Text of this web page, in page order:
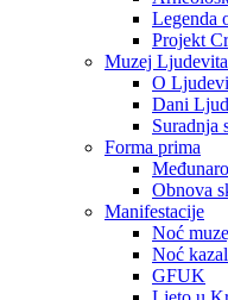
Legenda
Projekt
Muzej
O
Dani
Suradnja
Forma prima
Obnova
Manifestacije
Noć
Noć
GFUK